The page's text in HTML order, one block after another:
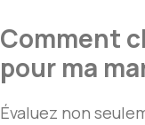
Comment
pour ma
Évaluez non